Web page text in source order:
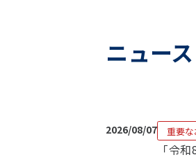
ニュー
2026/08/07 重要
「令